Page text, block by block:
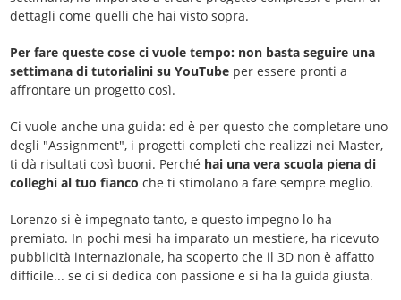
dettagli come quelli che hai visto sopra.
Per fare queste cose ci vuole tempo: non basta seguire una
settimana di tutorialini su YouTube per essere pronti a
affrontare un progetto così.
Ci vuole anche una guida: ed è per questo che completare uno
degli "Assignment", i progetti completi che realizzi nei Master,
ti dà risultati così buoni. Perché hai una vera scuola piena di
colleghi al tuo fianco che ti stimolano a fare sempre meglio.
Lorenzo si è impegnato tanto, e questo impegno lo ha
premiato. In pochi mesi ha imparato un mestiere, ha ricevuto
pubblicità internazionale, ha scoperto che il 3D non è affatto
difficile... se ci si dedica con passione e si ha la guida giusta.